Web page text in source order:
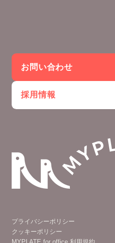
お問い合わせ
採用情報
プライバシーポリシー
クッキーポリシー